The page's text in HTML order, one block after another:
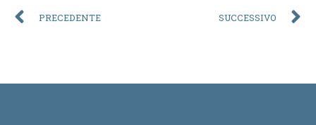
PRECEDENTE SUCCESSIVO